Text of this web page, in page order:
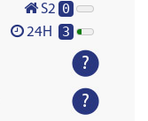
S2 0
24H 3